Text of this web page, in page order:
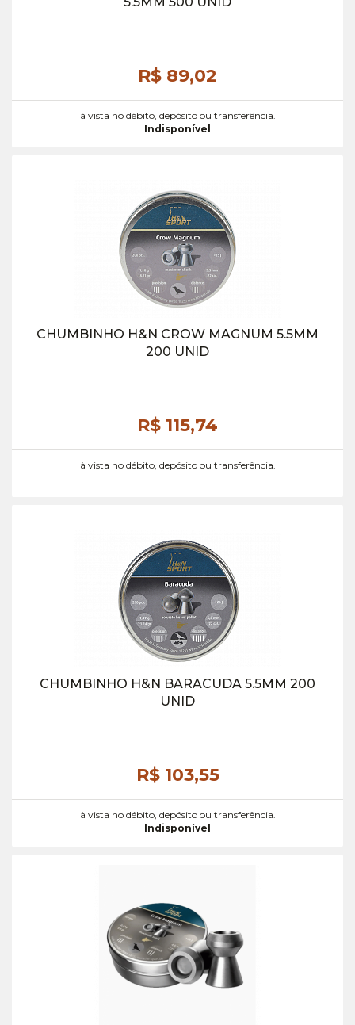
R$ 89,02
à vista no débito, depósito ou transferência.
Indisponível
CHUMBINHO H&N CROW MAGNUM 5.5MM
200 UNID
R$ 115,74
à vista no débito, depósito ou transferência.
CHUMBINHO H&N BARACUDA 5.5MM 200
UNID
R$ 103,55
à vista no débito, depósito ou transferência.
Indisponível